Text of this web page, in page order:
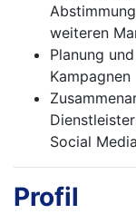
weiteren
Planung
Kampagnen
Social
Profil